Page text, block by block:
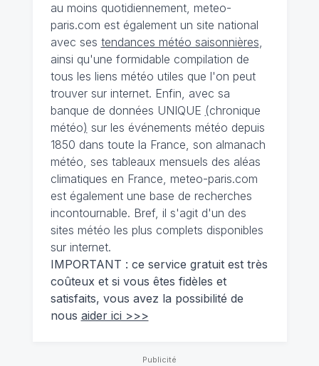
au moins quotidiennement, meteo-
paris.com est également un site national
avec ses tendances météo saisonnières,
ainsi qu'une formidable compilation de
tous les liens météo utiles que l'on peut
trouver sur internet. Enfin, avec sa
banque de données UNIQUE (chronique
météo) sur les événements météo depuis
1850 dans toute la France, son almanach
météo, ses tableaux mensuels des aléas
climatiques en France, meteo-paris.com
est également une base de recherches
incontournable. Bref, il s'agit d'un des
sites météo les plus complets disponibles
sur internet.
IMPORTANT : ce service gratuit est très
coûteux et si vous êtes fidèles et
satisfaits, vous avez la possibilité de
nous aider ici >>>